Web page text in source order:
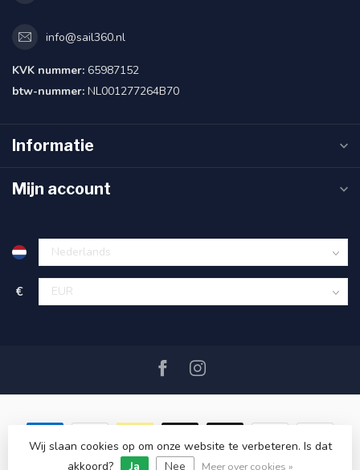
info@sail360.nl
KVK nummer: 65987152
btw-nummer: NL001277264B70
Informatie
Mijn account
€
© Copyright 2026 SAIL360 watersport and boat equipment
Wij slaan cookies op om onze website te verbeteren. Is dat
akkoord?
Ja Nee Meer over cookies »